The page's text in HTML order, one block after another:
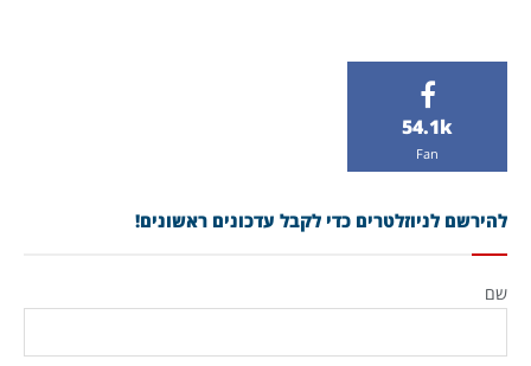
54.1k
Fan
להירשם לניוזלטרים כדי לקבל עדכונים ראשונים!
שם